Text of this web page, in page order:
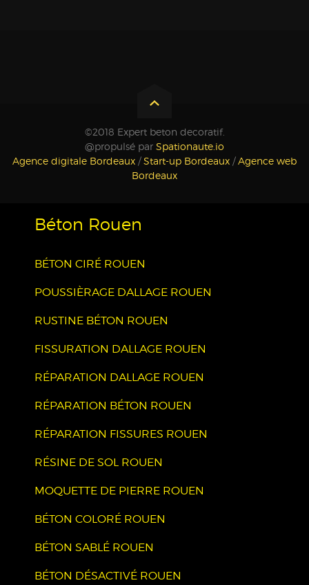
©2018 Expert beton decoratif.
@propulsé par Spationaute.io
Agence digitale Bordeaux /Start-up Bordeaux /Agence web
Bordeaux
Béton Rouen
BÉTON CIRÉ ROUEN
POUSSIÈRAGE DALLAGE ROUEN
RUSTINE BÉTON ROUEN
FISSURATION DALLAGE ROUEN
RÉPARATION DALLAGE ROUEN
RÉPARATION BÉTON ROUEN
RÉPARATION FISSURES ROUEN
RÉSINE DE SOL ROUEN
MOQUETTE DE PIERRE ROUEN
BÉTON COLORÉ ROUEN
BÉTON SABLÉ ROUEN
BÉTON DÉSACTIVÉ ROUEN